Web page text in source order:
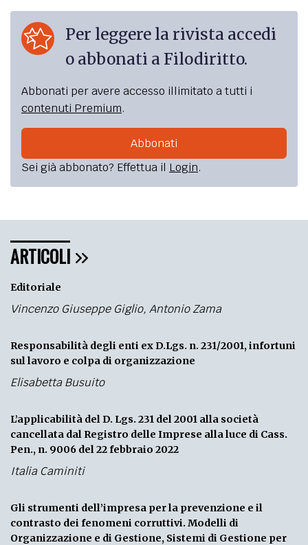
Per leggere la rivista accedi
o abbonati a Filodiritto.
Abbonati per avere accesso illimitato a tutti i
contenuti Premium.
Abbonati
Sei già abbonato? Effettua il Login.
ARTICOLI
Editoriale
Vincenzo Giuseppe Giglio, Antonio Zama
Responsabilità degli enti ex D.Lgs. n. 231/2001, infortuni
sul lavoro e colpa di organizzazione
Elisabetta Busuito
L’applicabilità del D. Lgs. 231 del 2001 alla società
cancellata dal Registro delle Imprese alla luce di Cass.
Pen., n. 9006 del 22 febbraio 2022
Italia Caminiti
Gli strumenti dell’impresa per la prevenzione e il
contrasto dei fenomeni corruttivi. Modelli di
Organizzazione e di Gestione, Sistemi di Gestione per